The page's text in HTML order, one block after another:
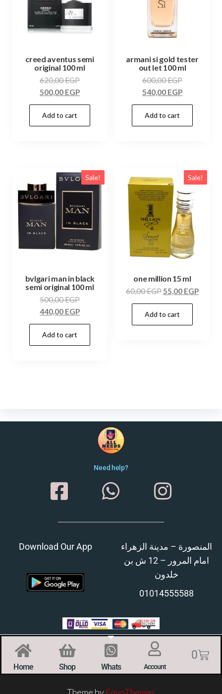
creed aventus semi
original 100 ml
620,00EGP
500,00 EGP
Add to cart
armani si gold tester
out let 100 ml
600,00EGP
540,00 EGP
Add to cart
Sale!
bvlgari man in black
semi original 100 ml
500,00EGP
440,00 EGP
Add to cart
Sale!
one million 15 ml
60,00EGP55,00 EGP
Add to cart
Need help?
Download Our App
المنصورة – مدينة الزهراء
امام المرور – 12 ش بن
خلدون
01014555588
Home Shop Whats Account
0